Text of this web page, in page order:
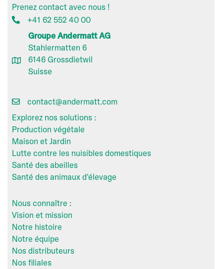
Prenez contact avec nous !
+41 62 552 40 00
Groupe Andermatt AG
Stahlermatten 6
6146 Grossdietwil
Suisse
contact@andermatt.com
Explorez nos solutions :
Production végétale
Maison et Jardin
Lutte contre les nuisibles domestiques
Santé des abeilles
Santé des animaux d'élevage
Nous connaître :
Vision et mission
Notre histoire
Notre équipe
Nos distributeurs
Nos filiales